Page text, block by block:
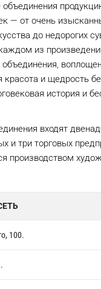
объединения
— от очень
до недорогих
из
красота и щедрость
история и
входят
и три торговых
производством
100.